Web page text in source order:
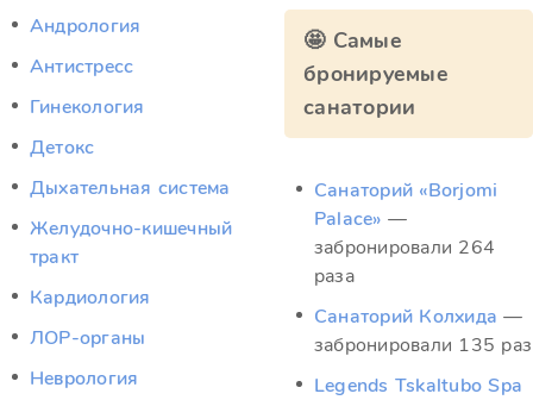
Андрология
Антистресс
Гинекология
Детокс
Дыхательная система
Желудочно-кишечный
тракт
Кардиология
ЛОР-органы
Неврология
🤩 Самые
бронируемые
санатории
Санаторий «Borjomi
Palace» —
забронировали 264
раза
Санаторий Колхида —
забронировали 135 раз
Legends Tskaltubo Spa